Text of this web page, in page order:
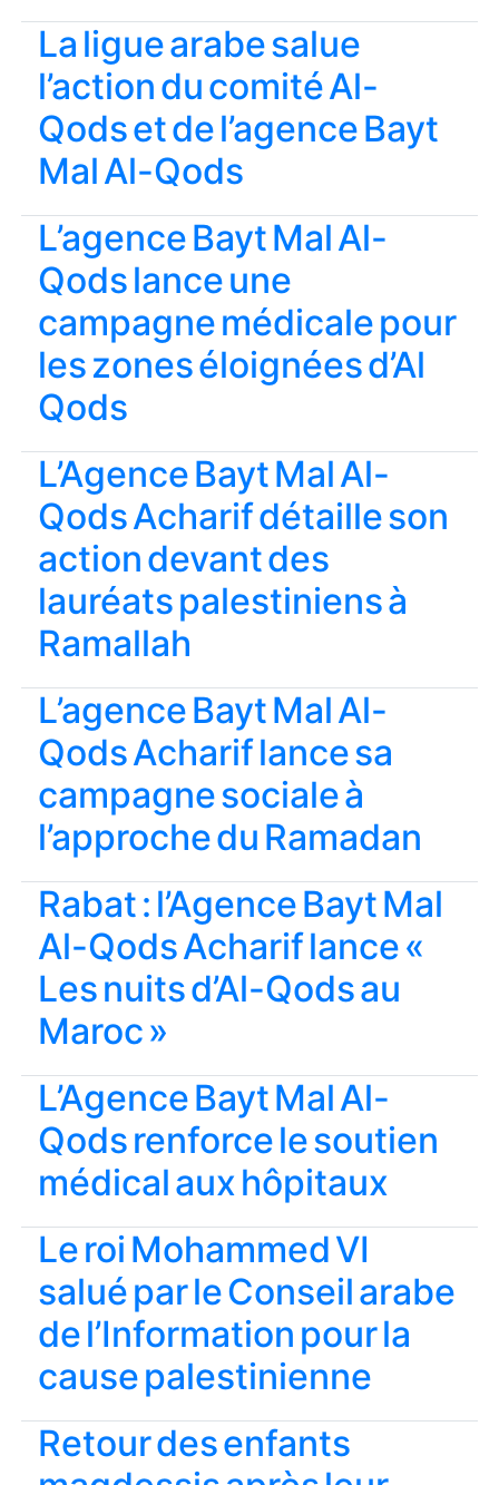
La ligue arabe salue
l’action du comité Al-
Qods et de l’agence Bayt
Mal Al-Qods
L’agence Bayt Mal Al-
Qods lance une
campagne médicale pour
les zones éloignées d’Al
Qods
L’Agence Bayt Mal Al-
Qods Acharif détaille son
action devant des
lauréats palestiniens à
Ramallah
L’agence Bayt Mal Al-
Qods Acharif lance sa
campagne sociale à
l’approche du Ramadan
Rabat : l’Agence Bayt Mal
Al-Qods Acharif lance «
Les nuits d’Al-Qods au
Maroc »
L’Agence Bayt Mal Al-
Qods renforce le soutien
médical aux hôpitaux
Le roi Mohammed VI
salué par le Conseil arabe
de l’Information pour la
cause palestinienne
Retour des enfants